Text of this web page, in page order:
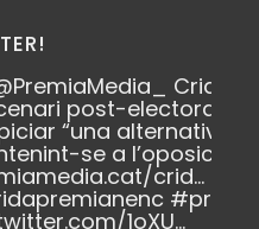
anima
i s’ofereix a
de govern”